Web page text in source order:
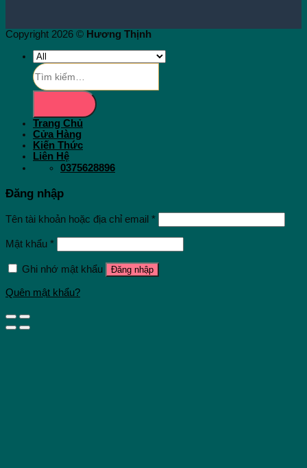
Copyright 2026 © Hương Thịnh
Tìm
kiếm:
Trang Chủ
Cửa Hàng
Kiến Thức
Liên Hệ
0375628896
Đăng nhập
Tên tài khoản hoặc địa chỉ email *
Mật khẩu *
Ghi nhớ mật khẩu Đăng nhập
Quên mật khẩu?